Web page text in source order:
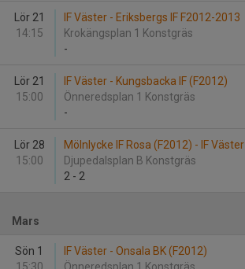
Lör 21
14:15
IF Väster - Eriksbergs IF F2012-2013
Krokängsplan 1 Konstgräs
-
Lör 21
15:00
IF Väster - Kungsbacka IF (F2012)
Önneredsplan 1 Konstgräs
-
Lör 28
15:00
Mölnlycke IF Rosa (F2012) - IF Väster
Djupedalsplan B Konstgräs
2 - 2
Mars
Sön 1
IF Väster - Onsala BK (F2012)